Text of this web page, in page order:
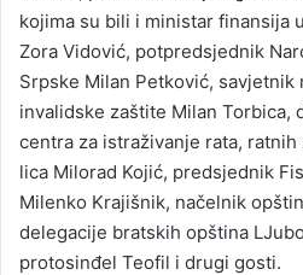
kojima su bili i ministar finansija
Zora Vidović, potpredsjednik
Srpske Milan Petković,
invalidske zaštite Milan Torbica,
centra za istraživanje rata,
lica Milorad Kojić, predsjednik
Milenko Krajišnik, načelnik
delegacije bratskih opština
protosinđel Teofil i drugi gosti.